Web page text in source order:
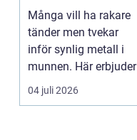
Många vill ha rakare
tänder men tvekar
inför synlig metall i
munnen. Här erbjuder
Invisalign ett mod...
04 juli 2026